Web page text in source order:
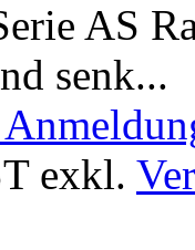
AS
senk...
exkl.